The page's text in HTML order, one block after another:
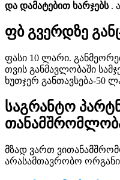
და დამატებით ხარჯებს .
ფბ გვერდზე
ფასი 10 ლარი.
თვის განმავლობაში
ხუთჯერ განთავსება-50
საგრანტო
მზად ვართ
არასამთავრობო